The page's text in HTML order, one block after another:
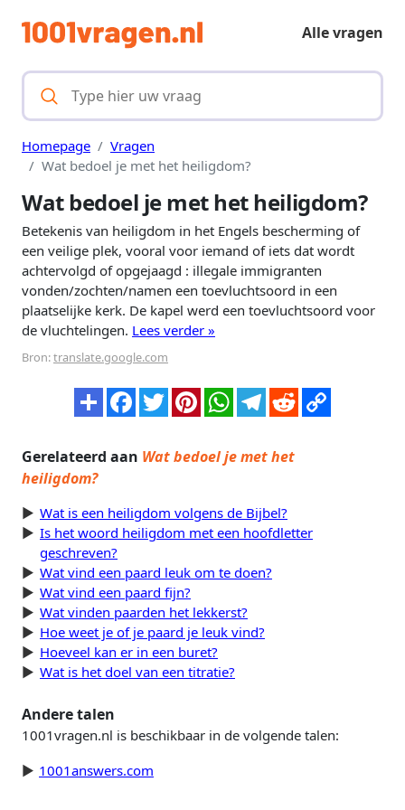
Alle vragen
Homepage
Vragen
Wat bedoel je met het heiligdom?
Wat bedoel je met het heiligdom?
Betekenis van heiligdom in het Engels bescherming of
een veilige plek, vooral voor iemand of iets dat wordt
achtervolgd of opgejaagd : illegale immigranten
vonden/zochten/namen een toevluchtsoord in een
plaatselijke kerk. De kapel werd een toevluchtsoord voor
de vluchtelingen. Lees verder »
Bron:translate.google.com
Gerelateerd aan Wat bedoel je met het
heiligdom?
Wat is een heiligdom volgens de Bijbel?
Is het woord heiligdom met een hoofdletter
geschreven?
Wat vind een paard leuk om te doen?
Wat vind een paard fijn?
Wat vinden paarden het lekkerst?
Hoe weet je of je paard je leuk vind?
Hoeveel kan er in een buret?
Wat is het doel van een titratie?
Andere talen
1001vragen.nl is beschikbaar in de volgende talen:
1001answers.com